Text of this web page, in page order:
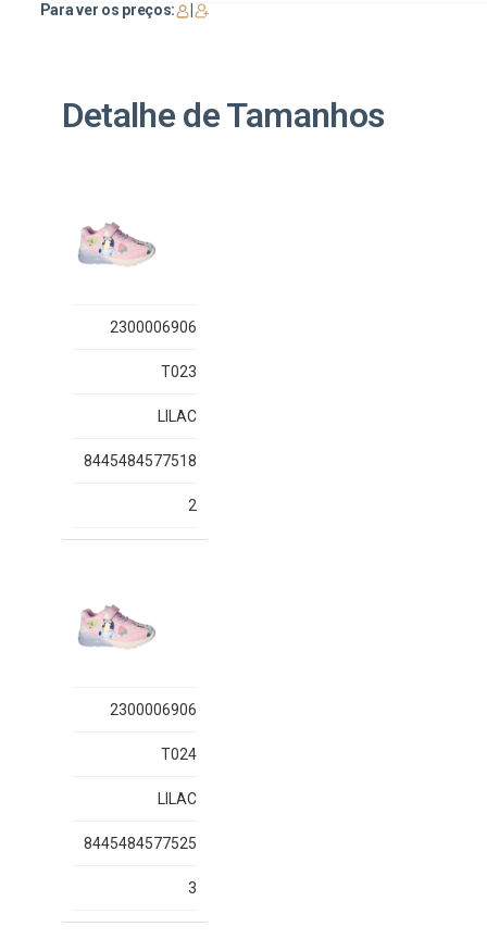
Para ver os preços:
Detalhe de Tamanhos
2300006906
T023
LILAC
8445484577518
2
2300006906
T024
LILAC
8445484577525
3